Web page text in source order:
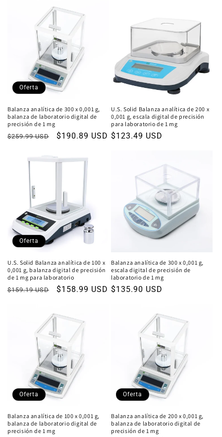
oferta
Oferta
Balanza analítica de 300 x 0,001 g,
balanza de laboratorio digital de
precisión de 1 mg
Precio
$259.99 USD
Precio
oferta
$190.89 USD
U.S. Solid Balanza analítica de 200 x
0,001 g, escala digital de precisión
para laboratorio de 1 mg
Precio
$123.49 USD
Oferta
U.S. Solid Balanza analítica de 100 x
0,001 g, balanza digital de precisión
de 1 mg para laboratorio
Precio
$159.19 USD
Precio
oferta
$158.99 USD
Balanza analítica de 300 x 0,001 g,
escala digital de precisión de
laboratorio de 1 mg
Precio
$135.90 USD
Oferta
Balanza analítica de 100 x 0,001 g,
balanza de laboratorio digital de
precisión de 1 mg
Oferta
Balanza analítica de 200 x 0,001 g,
balanza de laboratorio digital de
precisión de 1 mg